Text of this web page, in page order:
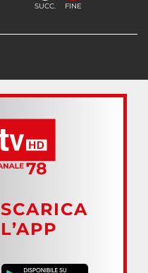
SUCC. FINE
SCARICA
L’APP